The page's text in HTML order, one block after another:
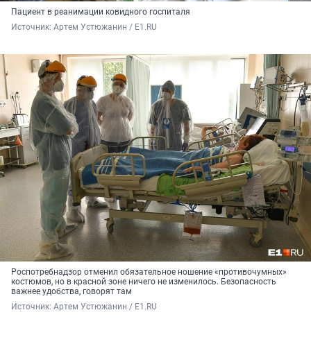
Пациент в реанимации ковидного госпиталя
Источник: Артем Устюжанин / E1.RU
Роспотребнадзор отменил обязательное ношение «противочумных»
костюмов, но в красной зоне ничего не изменилось. Безопасность
важнее удобства, говорят там
Источник: Артем Устюжанин / E1.RU